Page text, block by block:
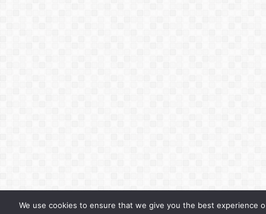
We use cookies to ensure that we give you the best experience